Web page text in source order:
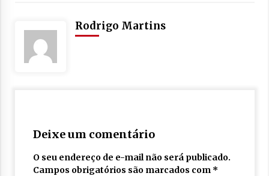
Rodrigo Martins
Deixe um comentário
O seu endereço de e-mail não será publicado.
Campos obrigatórios são marcados com *